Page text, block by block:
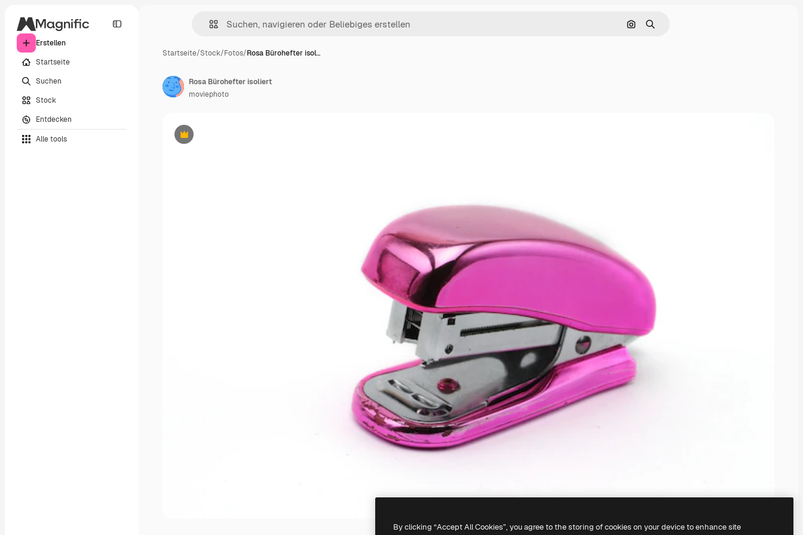
Erstellen
Startseite
Suchen
Stock
Entdecken
Alle tools
Nach Bild suchen
Suchen
Startseite/Stock/Fotos/Rosa Bürohefter isol…
Premium
Rosa Bürohefter isoliert
moviephoto
By clicking “Accept All Cookies”, you agree to the storing of cookies on your device to enhance site